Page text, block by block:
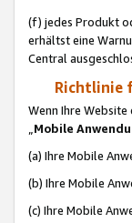
(f) jedes Produkt
erhältst eine
Central
Richtlinie
Wenn Ihre
„Mobile
(a) Ihre Mobile
(b) Ihre Mobile
(c) Ihre Mobile